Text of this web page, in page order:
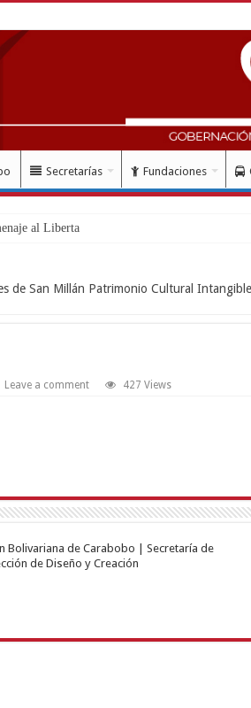
Secretarías Fundaciones
al Libertador Simón Bolív
de San Millán Patrimonio Cultural
Leave a comment 427 Views
Bolivariana de Carabobo | Secretaría de
de Diseño y Creación